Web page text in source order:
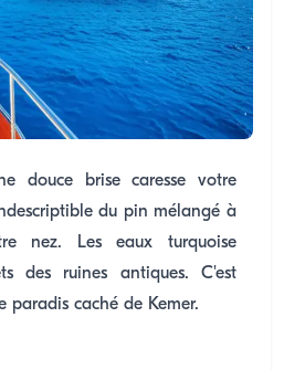
douce brise caresse votre
du pin mélangé à
nez. Les eaux turquoise
des ruines antiques. C'est
paradis caché de Kemer.